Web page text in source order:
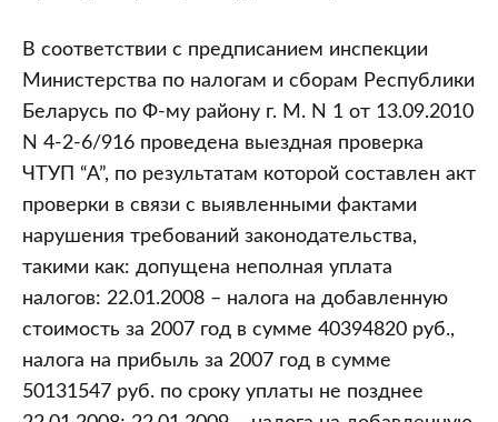
В соответствии с предписанием инспекции
Министерства по налогам и сборам Республики
Беларусь по Ф-му району г. М. N 1 от 13.09.2010
N 4-2-6/916 проведена выездная проверка
ЧТУП “А”, по результатам которой составлен акт
проверки в связи с выявленными фактами
нарушения требований законодательства,
такими как: допущена неполная уплата
налогов: 22.01.2008 – налога на добавленную
стоимость за 2007 год в сумме 40394820 руб.,
налога на прибыль за 2007 год в сумме
50131547 руб. по сроку уплаты не позднее